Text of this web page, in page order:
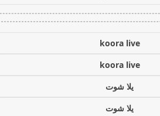
koora live
koora live
يلا شوت
يلا شوت